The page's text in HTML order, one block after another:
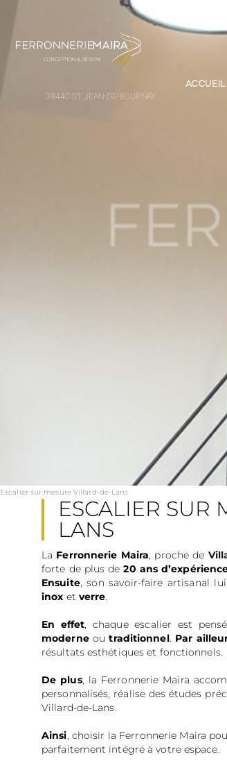
ACCUEIL
38440 ST JEAN-DE-BOURNAY
Escalier sur mesure Villard-de-Lans
ESCALIER SUR
LANS
La Ferronnerie Maira, proche de
forte de plus de20 ans
Ensuite, son savoir-faire artisanal
inox et verre.
En effet, chaque escalier est
moderneoutraditionnel. Par
résultats esthétiques et fonctionnels.
De plus, la Ferronnerie Maira
personnalisés, réalise des études
Villard-de-Lans.
Ainsi, choisir la Ferronnerie Maira
parfaitement intégré à votre espace.